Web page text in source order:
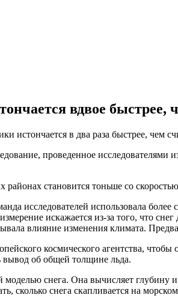
вдвое быстрее,
истончается в два раза быстрее, чем
проведенное
становится тоньше со
исследователей использовала
искажается из-за того, что
влияние изменения климата.
космического агентства,
вывод об общей толщине льда.
снега. Она вычисляет глубину
сколько снега скапливается на морском